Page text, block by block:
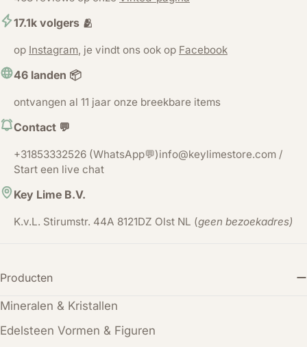
17.1k volgers 🫂
op Instagram, je vindt ons ook op Facebook
46 landen 📦
ontvangen al 11 jaar onze breekbare items
Contact 💬
+31853332526 (WhatsApp💬)info@keylimestore.com /
Start een live chat
Key Lime B.V.
K.v.L. Stirumstr. 44A 8121DZ Olst NL (geen bezoekadres)
Producten
Mineralen & Kristallen
Edelsteen Vormen & Figuren